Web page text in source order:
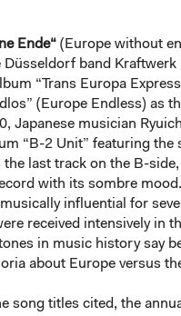
Ende“ (Europe without
Düsseldorf band Kraftwerk
“Trans Europa
(Europe Endless) as
Japanese musician
“B-2 Unit” featuring the
the last track on the B-
with its sombre
influential for
received intensively in
in music history say
about Europe versus
song titles cited, the